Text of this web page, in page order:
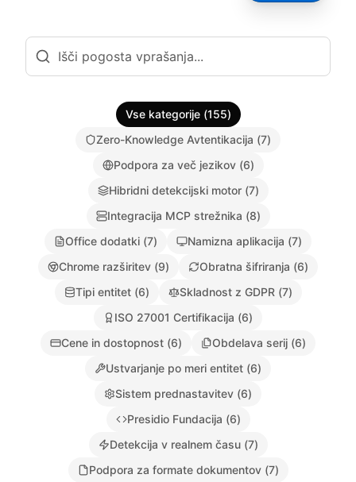
Vse kategorije(155)
Zero-Knowledge Avtentikacija (7)
Podpora za več jezikov(6)
Hibridni detekcijski motor(7)
Integracija MCP strežnika (8)
Office dodatki (7) Namizna aplikacija (7)
Chrome razširitev (9) Obratna šifriranja (6)
Tipi entitet(6) Skladnost z GDPR(7)
ISO 27001 Certifikacija (6)
Cene in dostopnost (6) Obdelava serij (6)
Ustvarjanje po meri entitet (6)
Sistem prednastavitev (6)
Presidio Fundacija (6)
Detekcija v realnem času(7)
Podpora za formate dokumentov(7)